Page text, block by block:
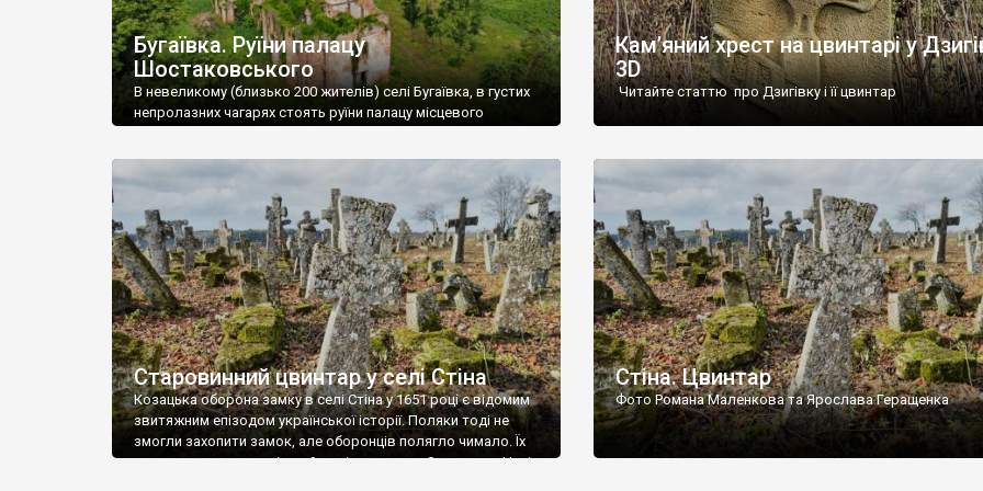
Бугаївка. Руїни палацу
Шостаковського
В невеликому (близько 200 жителів) селі Бугаївка, в густих
непролазних чагарях стоять руїни палацу місцевого
потім клуб, ще пізніше – гуртожиток. У 60-х роках минулого
століття тут розмістили туберкульозну лікарню. Коли із
палацу виїхала лікарня – ми точно не […]
Кам’яний хрест на цвинтарі у
3D
Читайте статтю про Дзигівку і її цвинтар
Старовинний цвинтар у селі Стіна
Козацька оборона замку в селі Стіна у 1651 році є відомим
звитяжним епізодом української історії. Поляки тоді не
змогли захопити замок, але оборонців полягло чимало. Їх
поховали на цвинтарі, який тоді називався Замковим. Нині
Стіна. Цвинтар
Фото Романа Маленкова та Ярослава Геращенка